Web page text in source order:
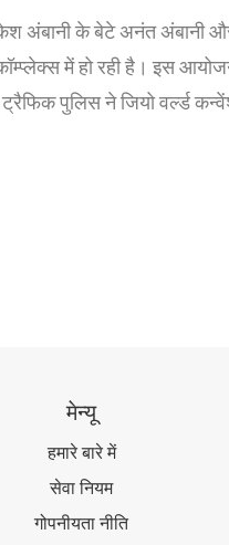
के बेटे अनंत अंबानी और
कॉम्प्लेक्स में हो रही है। इस
पुलिस ने जियो वर्ल्ड
मेन्यू
हमारे बारे में
सेवा नियम
गोपनीयता नीति